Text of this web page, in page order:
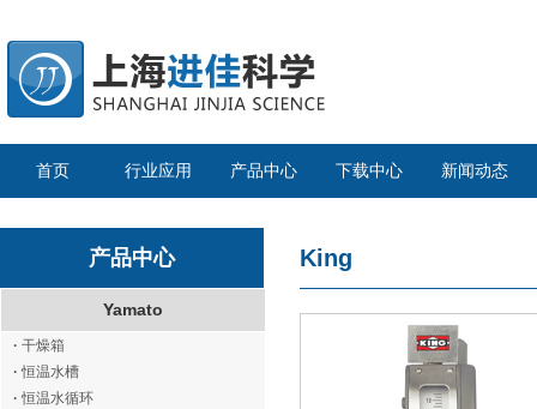
首页 行业应用 产品中心 下载中心 新闻动态
产品中心
Yamato
· 干燥箱
· 恒温水槽
· 恒温水循环
King